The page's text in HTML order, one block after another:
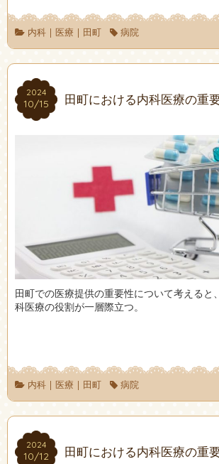
内科| 医療 田町 病院
2024
10/15
2024
10/15 田町における内科医療の重
田町での医療提供の重要性について考えると
科医療の役割が一層際立つ。
内科| 医療 | 田町 病院
2024
10/12
2024
10/12 田町における内科医療の重